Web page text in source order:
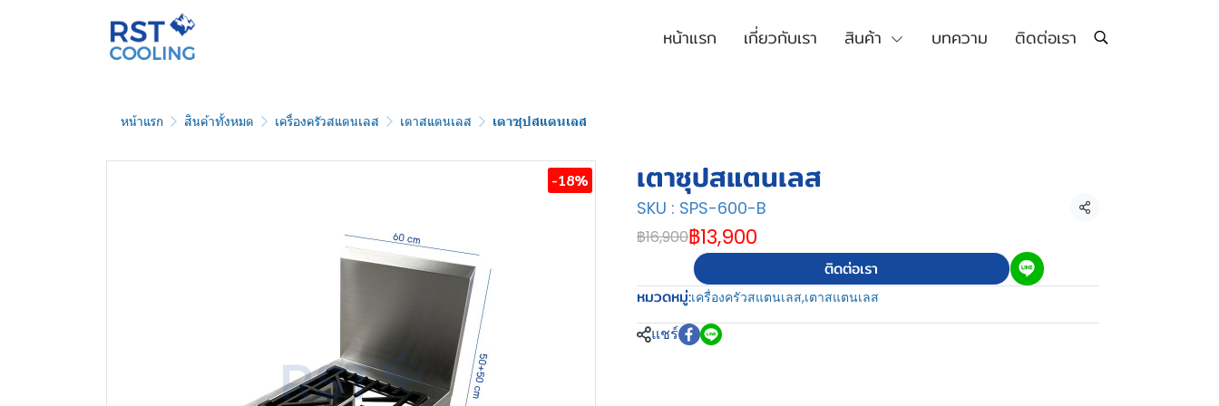
หน้าแรก เกี่ยวกับเรา สินค้า บทความ ติดต่อเรา
หน้าแรก สินค้าทั้งหมด เครื่องครัวสแตนเลส เตาสแตนเลส เตาซุปสแตนเลส
-18% เตาซุปสแตนเลส
SKU : SPS-600-B แชร์
฿16,900฿13,900
ติดต่อเรา
หมวดหมู่:เครื่องครัวสแตนเลส,เตาสแตนเลส
แชร์